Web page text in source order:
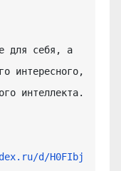
для себя, а
интересного,
интеллекта.
d/H0FIbj